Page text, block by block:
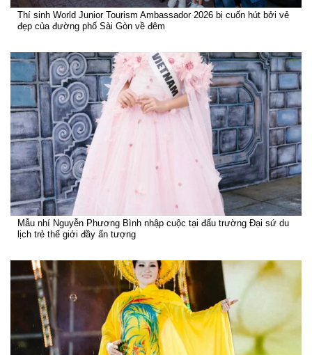
Thí sinh World Junior Tourism Ambassador 2026 bị cuốn hút bởi vẻ
đẹp của đường phố Sài Gòn về đêm
Mẫu nhí Nguyễn Phương Bình nhập cuộc tại đấu trường Đại sứ du
lịch trẻ thế giới đầy ấn tượng